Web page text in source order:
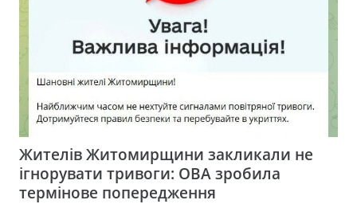
Жителів Житомирщини закликали не
ігнорувати тривоги: ОВА зробила
термінове попередження